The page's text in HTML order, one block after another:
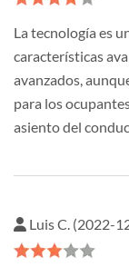
La tecnología es
características
avanzados,
para los
asiento del
Luis C. (2022-